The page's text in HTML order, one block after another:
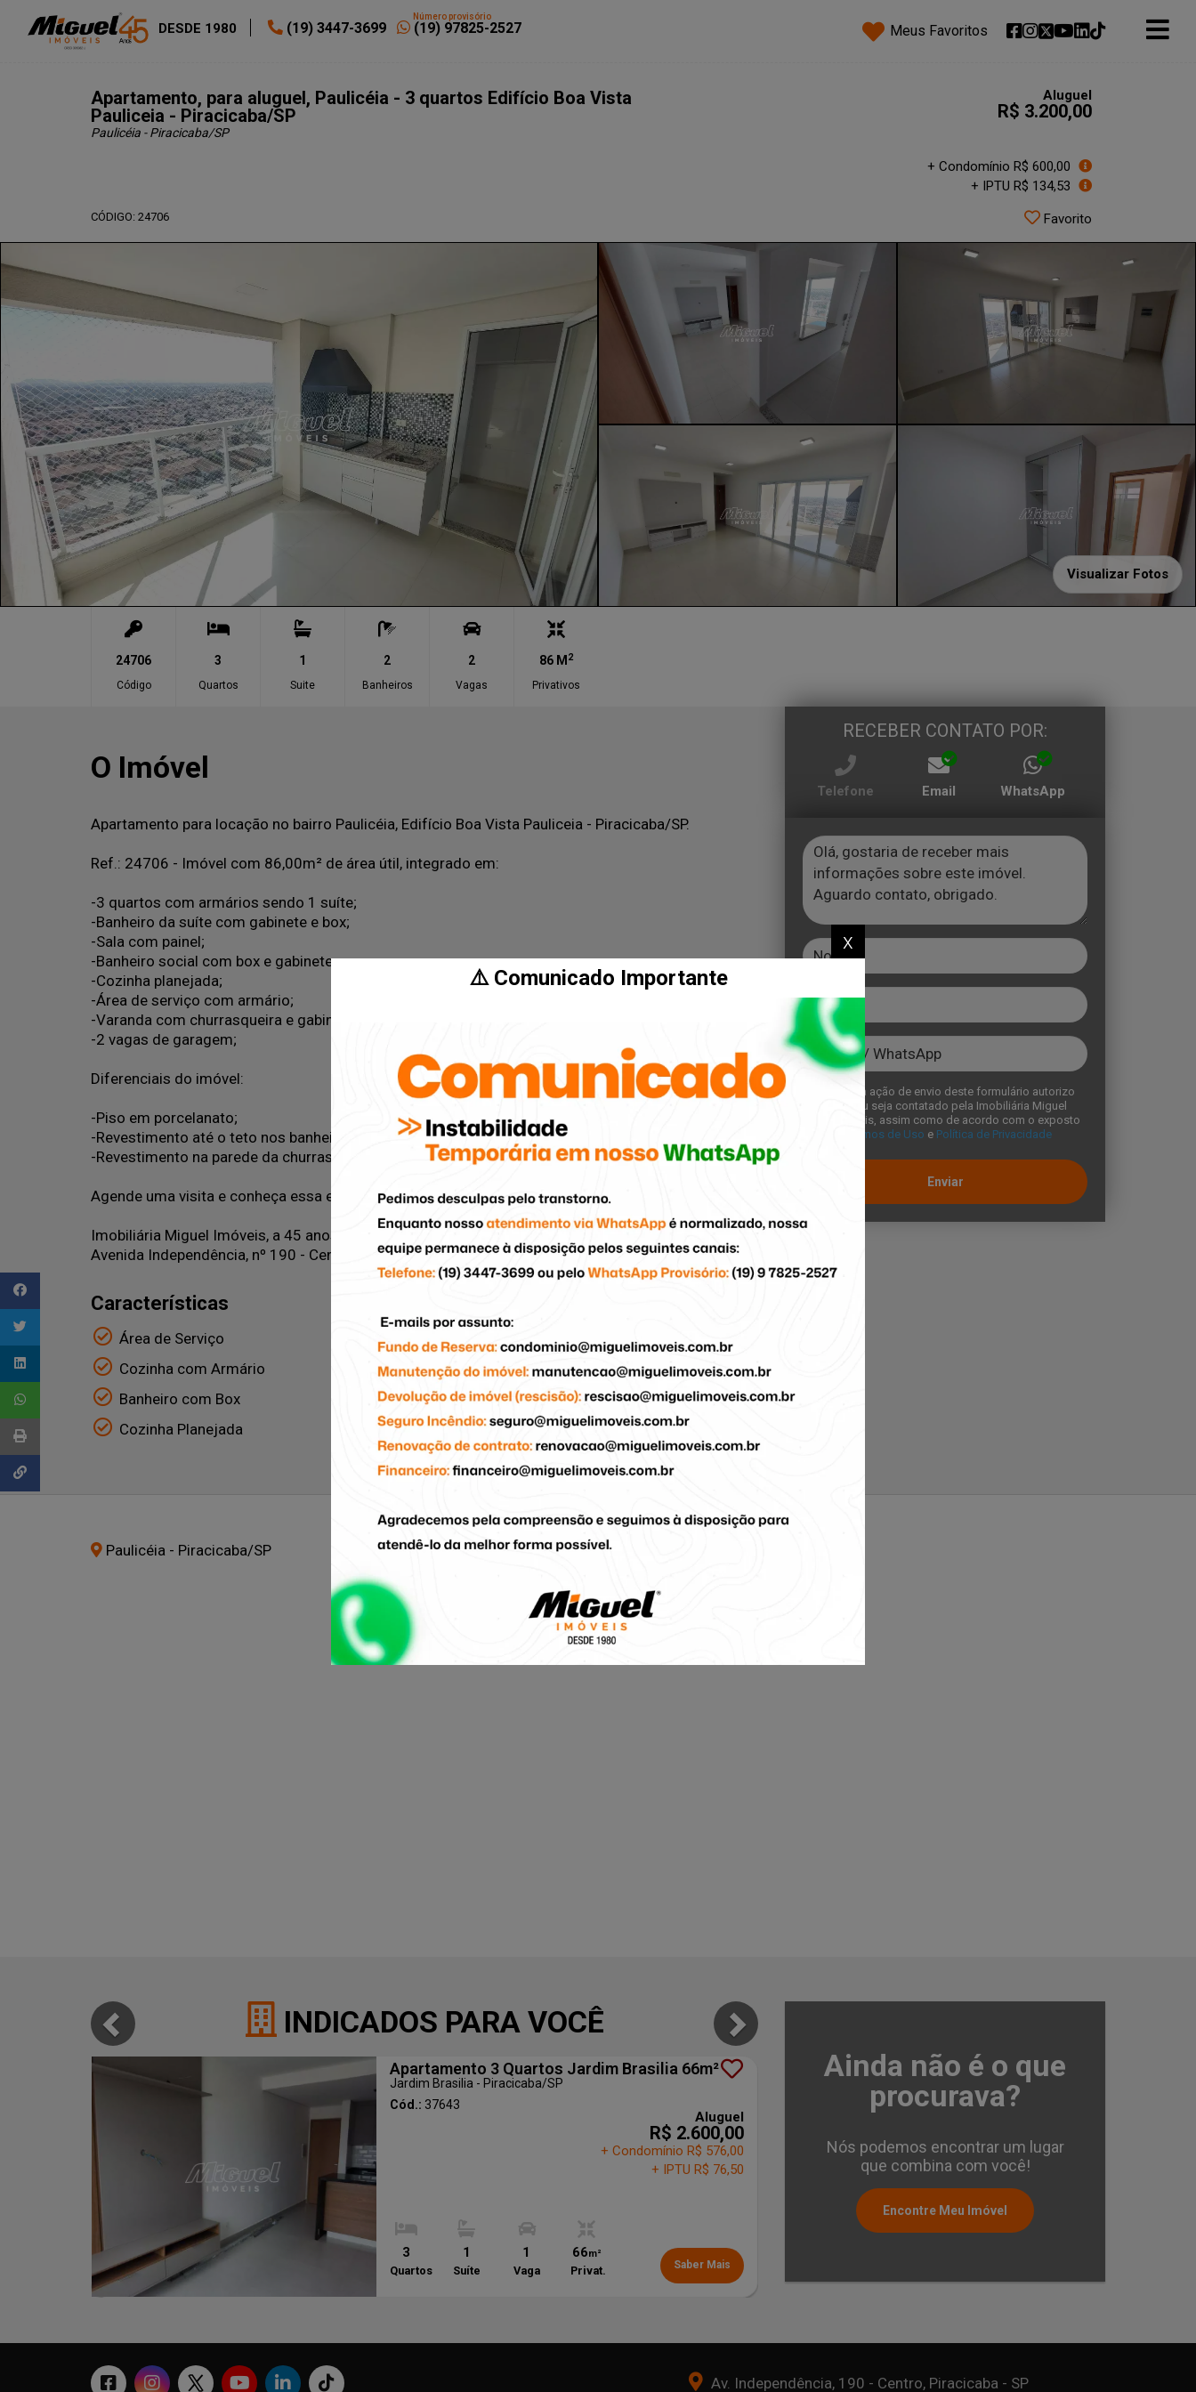
DESDE 1980 (19) 3447-3699 (19) 97825-2527
Número provisório
Meus Favoritos
Apartamento, para aluguel, Paulicéia - 3 quartos Edifício Boa Vista
Pauliceia - Piracicaba/SP
Paulicéia - Piracicaba/SP
Aluguel
R$ 3.200,00
+ Condomínio R$ 600,00
+ IPTU R$ 134,53
CÓDIGO: 24706 Favorito
Visualizar Fotos
24706
Código
3
Quartos
1
Suite
2
Banheiros
2
Vagas
86 M 2
Privativos
O Imóvel
Apartamento para locação no bairro Paulicéia, Edifício Boa Vista Pauliceia - Piracicaba/SP.
Ref.: 24706 - Imóvel com 86,00m² de área útil, integrado em:
-3 quartos com armários sendo 1 suíte;
-Banheiro da suíte com gabinete e box;
-Sala com painel;
-Banheiro social com box e gabinete;
-Cozinha planejada;
-Área de serviço com armário;
-Varanda com churrasqueira e gabinete;
-2 vagas de garagem;
Diferenciais do imóvel:
-Piso em porcelanato;
-Revestimento até o teto nos banheiros;
-Revestimento na parede da churrasqueira;
Agende uma visita e conheça essa excelente oportunidade!
Imobiliária Miguel Imóveis, a 45 anos conectando pessoas aos imóveis certos
Avenida Independência, nº 190 - Centro - Piracicaba/SP
Características
Área de Serviço
Dormitório com Armário
Cozinha com Armário
Banheiro com Armário
Banheiro com Box
Varanda
Cozinha Planejada
Varanda Gourmet
Paulicéia - Piracicaba/SP
RECEBER CONTATO POR:
Telefone Email WhatsApp
Com a ação de envio deste formulário autorizo
que eu seja contatado pela Imobiliária Miguel
Imóveis, assim como de acordo com o exposto
Temos de Uso e Política de Privacidade
Enviar
INDICADOS PARA VOCÊ
Apartamento 3 Quartos Jardim Brasilia 66m²
Jardim Brasilia - Piracicaba/SP
Cód.: 37643
3
Quartos
1
Suíte
1
Vaga
66m²
Privat.
Aluguel
R$ 2.600,00
+ Condomínio R$ 576,00
+ IPTU R$ 76,50
Saber Mais
Apartamento 3
Ainda não é o que
procurava?
Nós podemos encontrar um lugar
que combina com você!
Encontre Meu Imóvel
Av. Independência, 190 - Centro, Piracicaba - SP
x
⚠️ Comunicado Importante